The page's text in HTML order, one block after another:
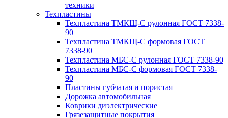
техники
Техпластины
Техпластина ТМКЩ-С рулонная ГОСТ 7338-
90
Техпластина ТМКЩ-С формовая ГОСТ
7338-90
Техпластина МБС-С рулонная ГОСТ 7338-90
Техпластина МБС-С формовая ГОСТ 7338-
90
Пластины губчатая и пористая
Дорожка автомобильная
Коврики диэлектрические
Грязезащитные покрытия